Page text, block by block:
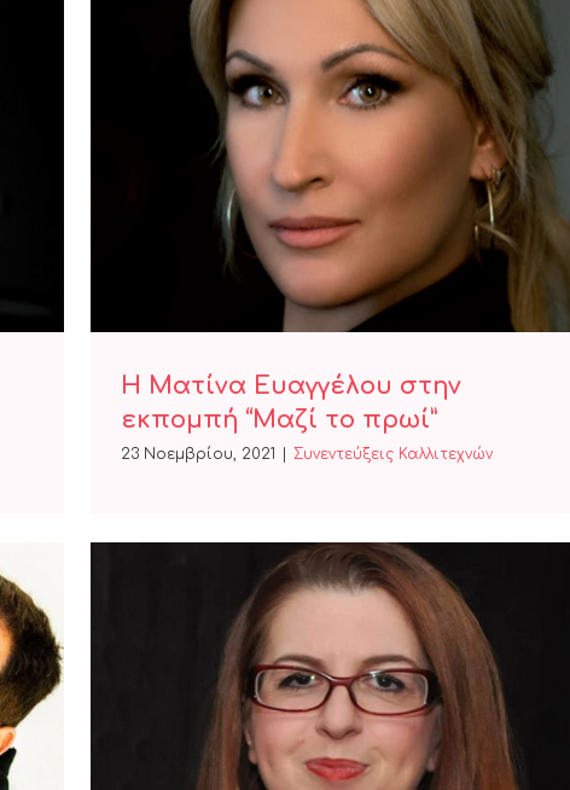
Η Ματίνα Ευαγγέλου στην
εκπομπή “Μαζί το πρωί”
Η Ματίνα Ευαγγέλου στην
εκπομπή “Μαζί το πρωί”
23 Νοεμβρίου, 2021 Συνεντεύξεις Καλλιτεχνών
Η συγγραφέας Πασχαλία
Τραυλού στον “Ήχος fm 94.2”